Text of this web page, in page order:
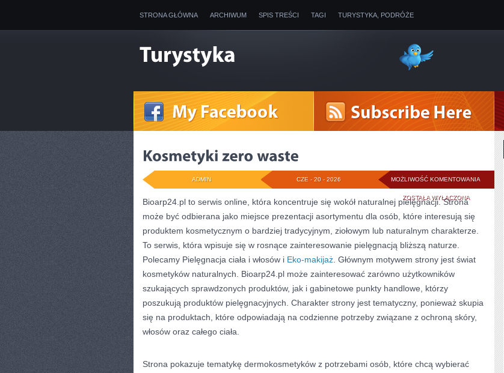
STRONA GŁÓWNA ARCHIWUM SPIS TREŚCI TAGI TURYSTYKA, PODRÓŻE
MOŻLIWOŚĆ KOMENTOWANIA
ZERO
WASTE
ZOSTAŁA WYŁĄCZONA
CZE - 20 - 2026
ADMIN
Bioarp24.pl to serwis online, która koncentruje się wokół naturalnej pielęgnacji. Strona
może być odbierana jako miejsce prezentacji asortymentu dla osób, które interesują się
produktem kosmetycznym o bardziej tradycyjnym, ziołowym lub naturalnym charakterze.
To serwis, która wpisuje się w rosnące zainteresowanie pielęgnacją bliższą naturze.
Polecamy Pielęgnacja ciała i włosów i Eko-makijaż . Głównym motywem strony jest świat
kosmetyków naturalnych. Bioarp24.pl może zainteresować zarówno użytkowników
szukających sprawdzonych produktów, jak i gabinetowe punkty handlowe, którzy
poszukują produktów pielęgnacyjnych. Charakter strony jest tematyczny, ponieważ skupia
się na produktach, które odpowiadają na codzienne potrzeby związane z ochroną skóry,
włosów oraz całego ciała.
Strona pokazuje tematykę dermokosmetyków z potrzebami osób, które chcą wybierać